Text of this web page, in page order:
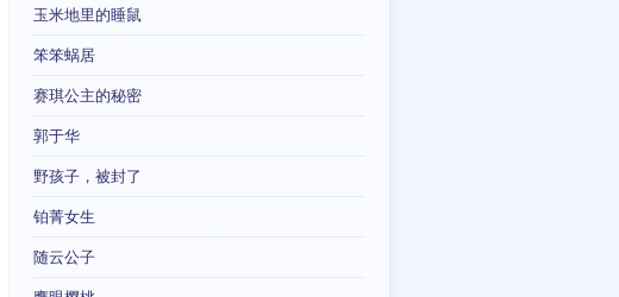
玉米地里的睡鼠
笨笨蜗居
赛琪公主的秘密
郭于华
野孩子，被封了
铂菁女生
随云公子